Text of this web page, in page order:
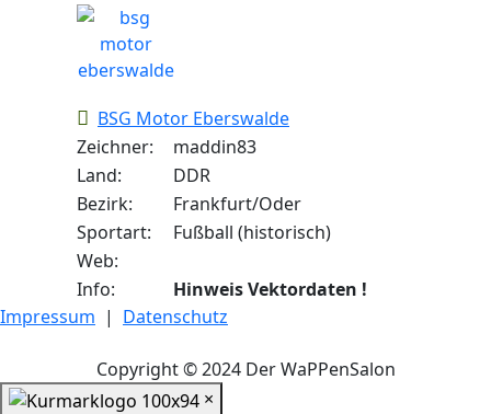
BSG Motor Eberswalde
Zeichner:
maddin83
Land:
DDR
Bezirk:
Frankfurt/Oder
Sportart:
Fußball (historisch)
Web:
Info:
Hinweis Vektordaten !
Impressum | Datenschutz
Copyright © 2024 Der WaPPenSalon
×